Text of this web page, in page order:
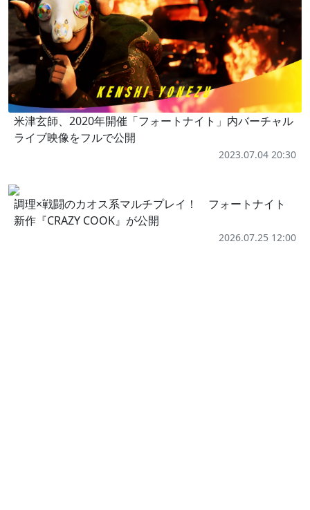
米津玄師、2020年開催「フォートナイト」内バーチャル
ライブ映像をフルで公開
2023.07.04 20:30
調理×戦闘のカオス系マルチプレイ！ フォートナイト
新作『CRAZY COOK』が公開
2026.07.25 12:00